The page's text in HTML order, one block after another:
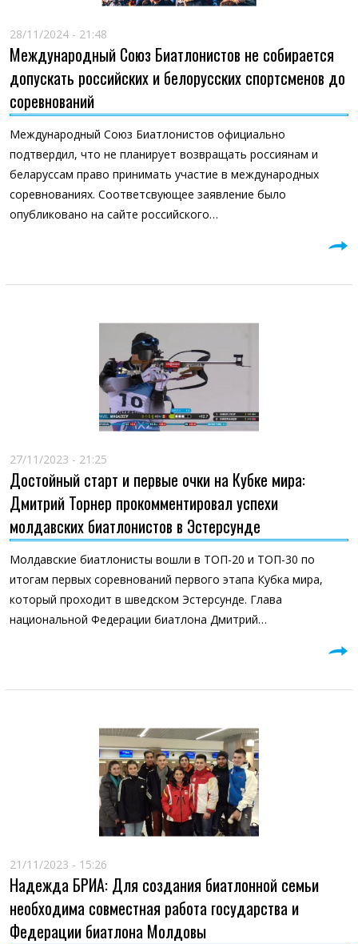
28/11/2024 - 21:48
Международный Союз Биатлонистов не собирается
допускать российских и белорусских спортсменов до
соревнований
Международный Союз Биатлонистов официально
подтвердил, что не планирует возвращать россиянам и
беларуссам право принимать участие в международных
соревнованиях. Соответсвующее заявление было
опубликовано на сайте российского…
27/11/2023 - 21:25
Достойный старт и первые очки на Кубке мира:
Дмитрий Торнер прокомментировал успехи
молдавских биатлонистов в Эстерсунде
Молдавские биатлонисты вошли в ТОП-20 и ТОП-30 по
итогам первых соревнований первого этапа Кубка мира,
который проходит в шведском Эстерсунде. Глава
национальной Федерации биатлона Дмитрий…
21/11/2023 - 15:26
Надежда БРИА: Для создания биатлонной семьи
необходима совместная работа государства и
Федерации биатлона Молдовы